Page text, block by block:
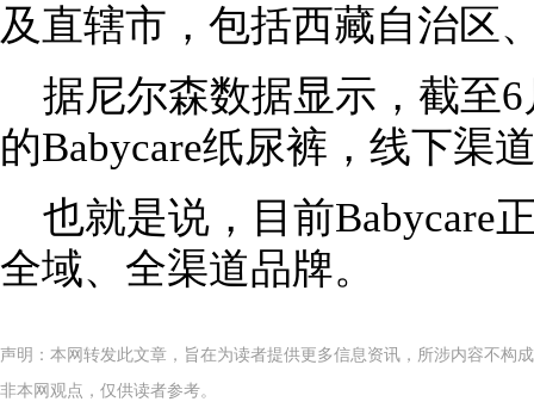
及直辖市，包括西藏自治区
据尼尔森数据显示，截至
的Babycare纸尿裤，线下渠
也就是说，目前Babycare
全域、全渠道品牌。
声明：本网转发此文章，旨在为读者提供更多信息资讯，所涉内容不构
非本网观点，仅供读者参考。